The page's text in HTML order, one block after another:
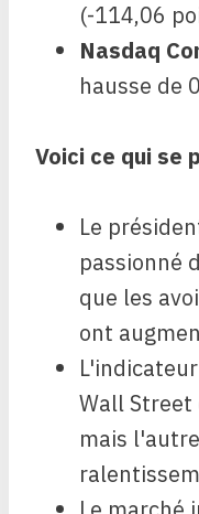
(-114,06
Nasdaq
hausse de
Voici ce qui se
Le
passionné
que les
ont
Wall Street
mais